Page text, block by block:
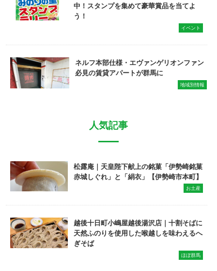
中！スタンプを集めて豪華賞品を当てよ
う！
イベント
ネルフ本部仕様・エヴァンゲリオンファン
必見の賃貸アパートが群馬に
地域別情報
人気記事
松露庵｜天皇陛下献上の銘菓「伊勢崎銘菓
赤城しぐれ」と「絹衣」【伊勢崎市本町】
お土産
越後十日町小嶋屋越後湯沢店｜十割そばに
天然ふのりを使用した喉越しを味わえるへ
ぎそば
ほぼ群馬